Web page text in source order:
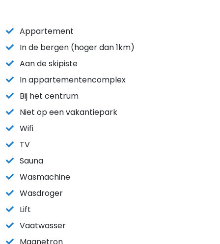
Appartement
In de bergen (hoger dan 1km)
Aan de skipiste
In appartementencomplex
Bij het centrum
Niet op een vakantiepark
Wifi
TV
Sauna
Wasmachine
Wasdroger
Lift
Vaatwasser